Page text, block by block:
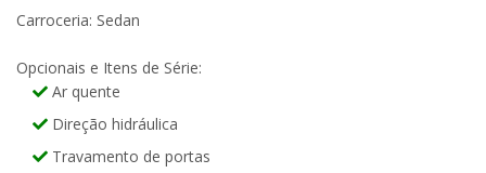
Carroceria: Sedan
Opcionais e Itens de Série:
Ar quente
Direção hidráulica
Travamento de portas